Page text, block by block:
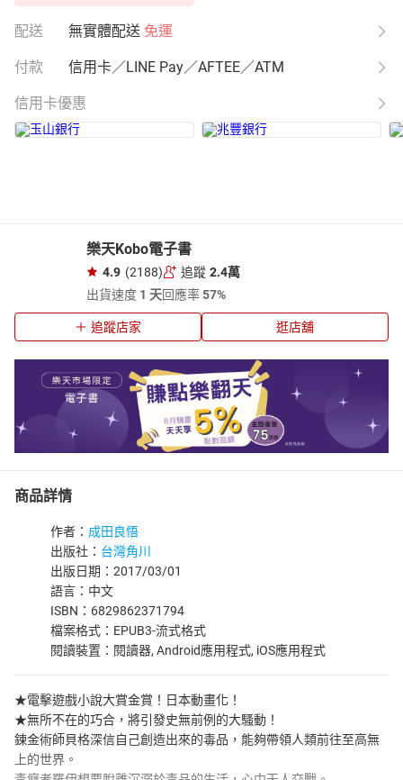
配送 無實體配送 免運
付款 信用卡／LINE Pay／AFTEE／ATM
信用卡優惠
樂天Kobo電子書
4.9 (2188) 追蹤 2.4萬
出貨速度 1 天回應率57%
追蹤店家 逛店舖
商品詳情
作者： 成田良悟
出版社： 台灣角川
出版日期：2017/03/01
語言：中文
ISBN：6829862371794
檔案格式：EPUB3-流式格式
閱讀裝置：閱讀器, Android應用程式, iOS應用程式
★電擊遊戲小說大賞金賞！日本動畫化！
★無所不在的巧合，將引發史無前例的大騷動！
鍊金術師貝格深信自己創造出來的毒品，能夠帶領人類前往至高無
上的世界。